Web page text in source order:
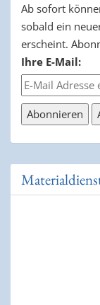
Ab sofort
sobald ein
erscheint.
Ihre E-Mail: